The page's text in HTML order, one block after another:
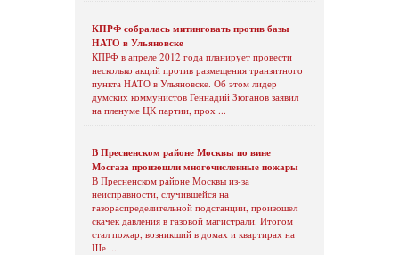
КПРФ собралась митинговать против базы
НАТО в Ульяновске
КПРФ в апреле 2012 года планирует провести
несколько акций против размещения транзитного
пункта НАТО в Ульяновске. Об этом лидер
думских коммунистов Геннадий Зюганов заявил
на пленуме ЦК партии, прох ...
В Пресненском районе Москвы по вине
Мосгаза произошли многочисленные пожары
В Пресненском районе Москвы из-за
неисправности, случившейся на
газораспределительной подстанции, произошел
скачек давления в газовой магистрали. Итогом
стал пожар, возникший в домах и квартирах на
Ше ...